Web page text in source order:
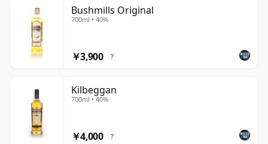
て特にレッドブレストは、支配的なジェムソンとブッシュ
ミルズのblended whiskyを超えて、アイルランドウイス
キーにはもっと多くの魅力があることを示し続けていま
Bushmills Original
700ml • 40%
￥3,900 ?
Kilbeggan
700ml • 40%
￥4,000 ?